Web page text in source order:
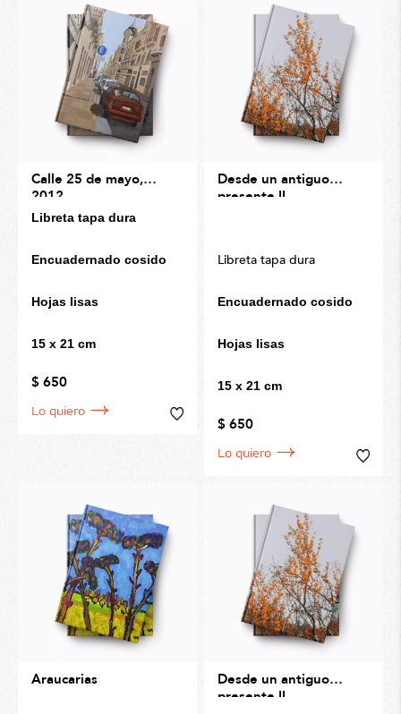
Calle 25 de mayo,
2012
Libreta tapa dura
Encuadernado cosido
Hojas lisas
15 x 21 cm
$ 650
Lo quiero
Desde un antiguo
presente II
Libreta tapa dura
Encuadernado cosido
Hojas lisas
15 x 21 cm
$ 650
Lo quiero
Araucarias
Desde un antiguo
presente II